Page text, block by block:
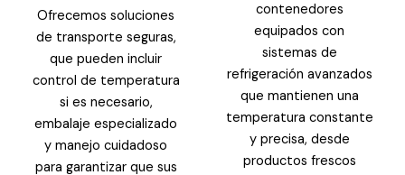
Ofrecemos soluciones
de transporte seguras,
que pueden incluir
control de temperatura
si es necesario,
embalaje especializado
y manejo cuidadoso
para garantizar que sus
contenedores
equipados con
sistemas de
refrigeración avanzados
que mantienen una
temperatura constante
y precisa, desde
productos frescos